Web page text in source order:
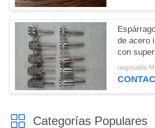
de acero
con
50 mm
negotiable
Categorías Populares